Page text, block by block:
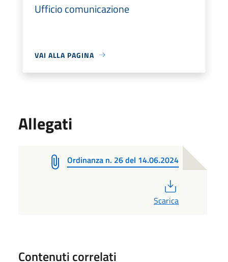
Ufficio comunicazione
VAI ALLA PAGINA
Allegati
Ordinanza n. 26 del 14.06.2024
Scarica
Contenuti correlati